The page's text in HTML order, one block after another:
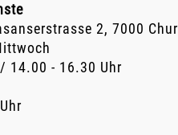
2, 7000 Chur
14.00 - 16.30 Uhr